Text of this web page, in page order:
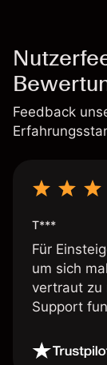
Feedback
T***
Für
um sich
vertraut zu
Support